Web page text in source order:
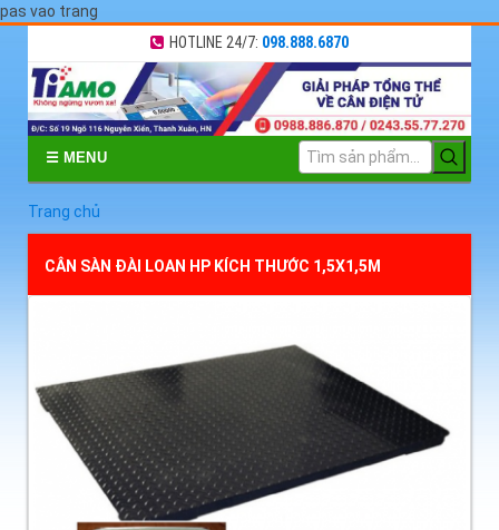
pas vao trang
HOTLINE 24/7: 098.888.6870
☰ MENU
Trang chủ
CÂN SÀN ĐÀI LOAN HP KÍCH THƯỚC 1,5X1,5M